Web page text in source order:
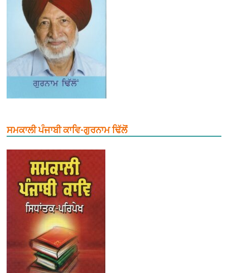
ਸਮਕਾਲੀ ਪੰਜਾਬੀ ਕਾਵਿ-ਗੁਰਨਾਮ ਢਿੱਲੋਂ